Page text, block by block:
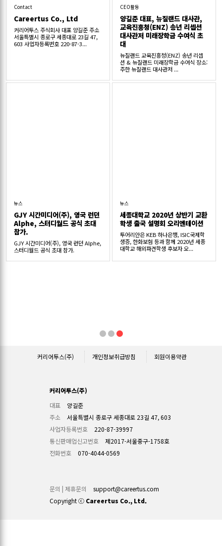
Contact
Careertus Co., Ltd
커리어투스 주식회사 대표 양길준 주소
서울특별시 종로구 세종대로 23길 47,
603 사업자등록번호 220-87-3...
CEO활동
양길준 대표, 뉴질랜드 대사관,
교육진흥청(ENZ) 송년 리셉션
대사관저 미래장학금 수여식 초
대
뉴질랜드 교육진흥청(ENZ) 송년 리셉
션 & 뉴질랜드 미래장학금 수여식 장소:
주한 뉴질랜드 대사관저 ...
뉴스
GJY 시간미디어(주), 영국 런던
Alphe, 스터디월드 공식 초대
참가.
GJY 시간미디어(주), 영국 런던 Alphe,
스터디월드 공식 초대 참가.
뉴스
세종대학교 2020년 상반기 교환
학생 출국 설명회 오리엔테이션
투어리안은 KEB 하나은행, ISIC국제학
생증, 한화보험 등과 함께 2020년 세종
대학교 해외파견학생 후보자 오...
커리어투스(주) 개인정보취급방침 회원이용약관
커리어투스(주)
대표
양길준
주소
서울특별시 종로구 세종대로 23길 47, 603
사업자등록번호
220-87-39997
통신판매업신고번호
제2017-서울중구-1758호
전화번호
070-4044-0569
문의 | 제휴문의
support@careertus.com
Copyright ⓒ Careertus Co., Ltd.